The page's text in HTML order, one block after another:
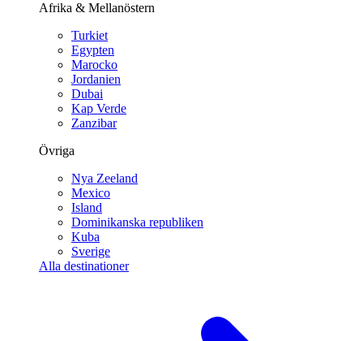
Afrika & Mellanöstern
Turkiet
Egypten
Marocko
Jordanien
Dubai
Kap Verde
Zanzibar
Övriga
Nya Zeeland
Mexico
Island
Dominikanska republiken
Kuba
Sverige
Alla destinationer